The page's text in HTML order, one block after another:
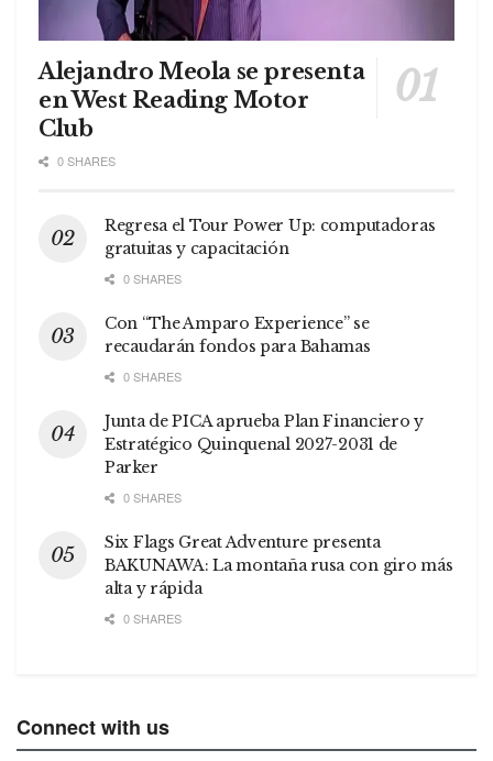
Alejandro Meola se presenta
en West Reading Motor
Club
0 SHARES
Regresa el Tour Power Up: computadoras
gratuitas y capacitación
0 SHARES
Con “The Amparo Experience” se
recaudarán fondos para Bahamas
0 SHARES
Junta de PICA aprueba Plan Financiero y
Estratégico Quinquenal 2027-2031 de
Parker
0 SHARES
Six Flags Great Adventure presenta
BAKUNAWA: La montaña rusa con giro más
alta y rápida
0 SHARES
Connect with us